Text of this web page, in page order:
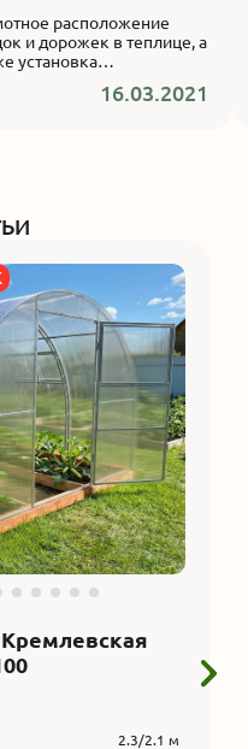
расположение
и дорожек в теплице, а
установка
обеспечат
16.03.2021
2.3/2.1 м